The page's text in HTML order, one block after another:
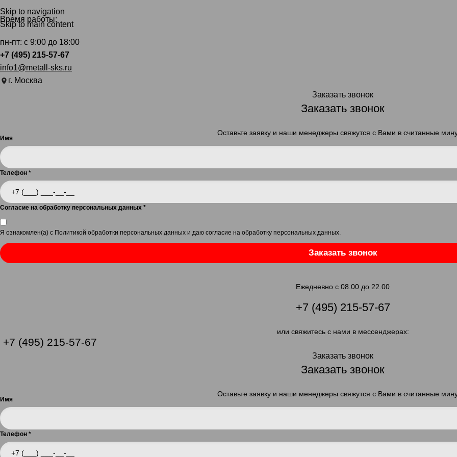
Skip to navigation
Skip to main content
Время работы:
пн-пт: с 9:00 до 18:00
+7 (495) 215-57-67
info1@metall-sks.ru
г. Москва
Заказать звонок
Заказать звонок
Оставьте заявку и наши менеджеры свяжутся с Вами в считанные
Имя
Телефон *
Согласие на обработку персональных данных *
Я ознакомлен(а) с Политикой обработки персональных данных и даю согласие на обработку персональных данных
Заказать звонок
Ежедневно с 08.00 до 22.00
+7 (495) 215-57-67
или свяжитесь с нами в мессенджерах:
+7 (495) 215-57-67
Заказать звонок
Заказать звонок
Оставьте заявку и наши менеджеры свяжутся с Вами в считанные
Имя
Телефон *